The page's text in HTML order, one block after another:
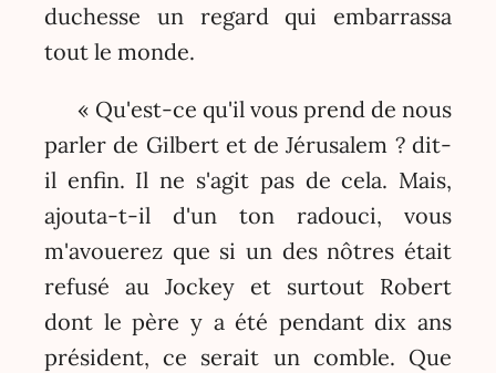
duchesse un regard qui embarrassa
tout le monde.
« Qu'est-ce qu'il vous prend de nous
parler de Gilbert et de Jérusalem ? dit-
il enfin. Il ne s'agit pas de cela. Mais,
ajouta-t-il d'un ton radouci, vous
m'avouerez que si un des nôtres était
refusé au Jockey et surtout Robert
dont le père y a été pendant dix ans
président, ce serait un comble. Que